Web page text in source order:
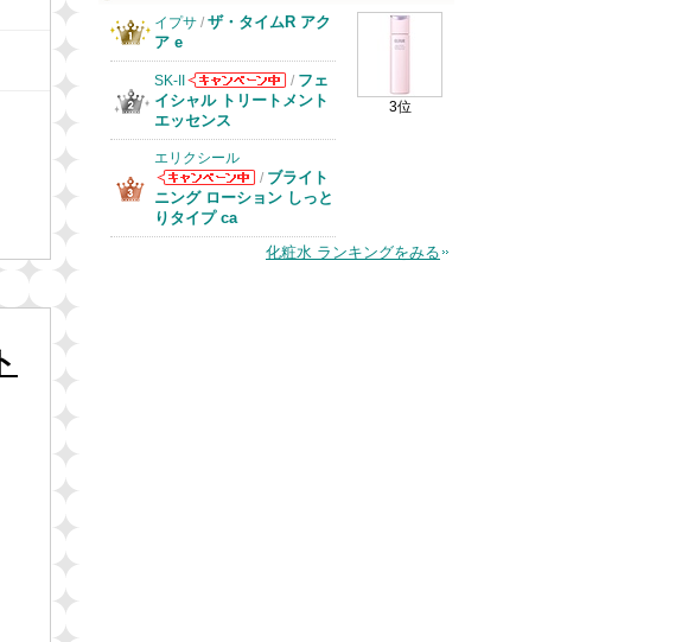
3位
イプサ / ザ・タイムR アク
ア e
SK-II
SK-IIからのお
知らせがありま
す
/ フェ
イシャル トリートメント
エッセンス
エリクシール
エリクシールか
らのお知らせが
あります
/ ブライト
ニング ローション しっと
りタイプ ca
化粧水 ランキングをみる